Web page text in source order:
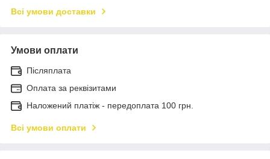
Всі умови доставки
Умови оплати
Післяплата
Оплата за реквізитами
Наложений платіж - передоплата 100 грн.
Всі умови оплати